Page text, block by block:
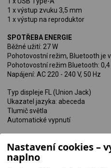
1 x výstup zvuku 3,5 mm
1 x výstup na reproduktor
SPOTŘEBA ENERGIE
Běžné užití: 27 W
Pohotovostní režim, Bluetooth je
Pohotovostní režim Bluetooth: 0,4
Napájení: AC 220 - 240 V, 50 Hz
Typ displeje FL (Union Jack)
Ukazatel jazyka: abeceda
Tlumič světla
Automatické vypnutí
Sleep
Hodiny
Nastavení cookies –
naplno